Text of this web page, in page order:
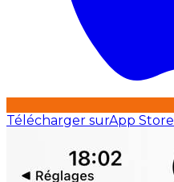
Télécharger surApp Store